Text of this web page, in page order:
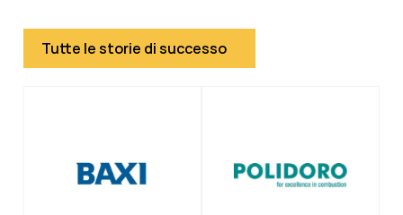
Tutte le storie di successo